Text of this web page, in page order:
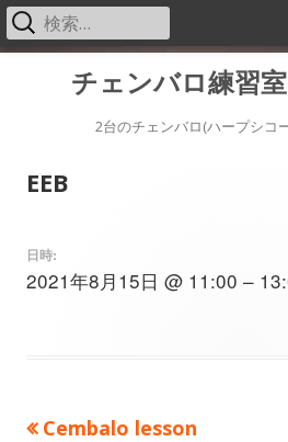
チェンバロ練習
2台のチェンバロ(ハープシコ
メ
検
索:
EEB
日時:
2021年8月15日 @ 11:00 –
投前
Cembalo lesson